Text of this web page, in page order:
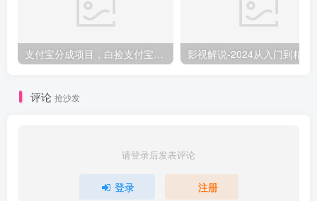
支付宝分成项目，白捡支付宝分成计划，日入300+
评论 抢沙发
请登录后发表评论
登录 注册